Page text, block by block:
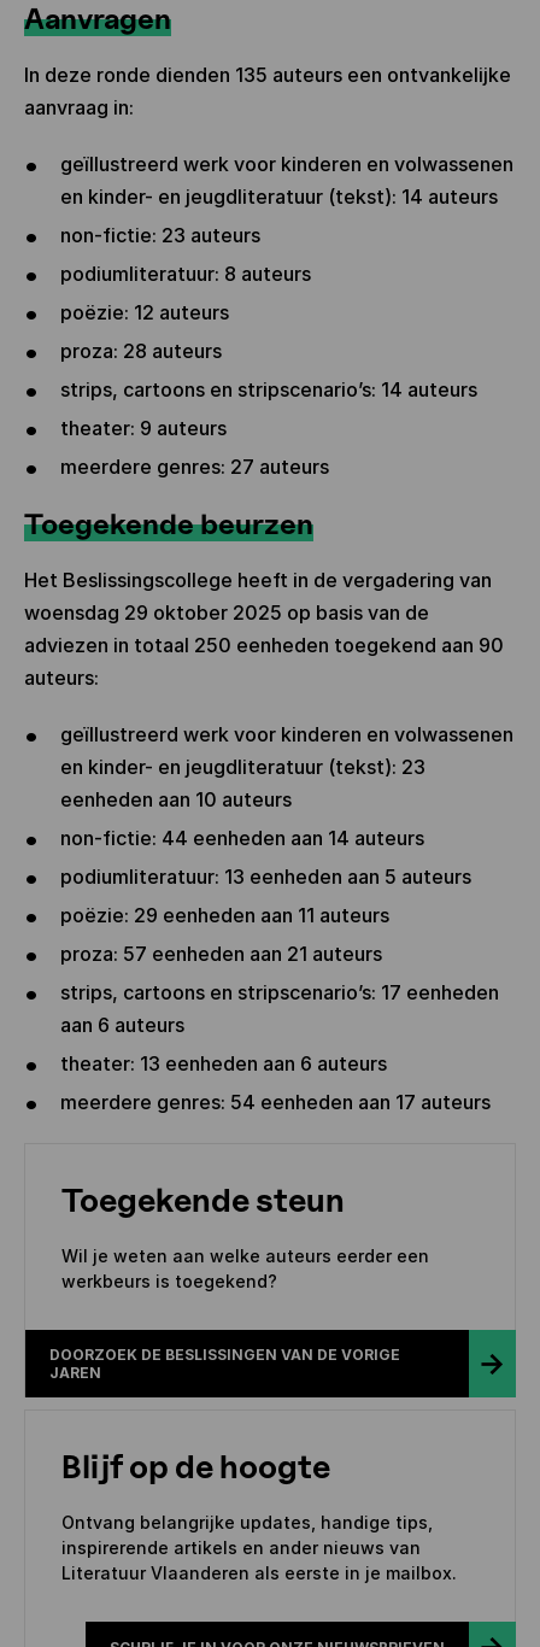
Aanvragen
In deze ronde dienden 135 auteurs een ontvankelijke
aanvraag in:
geïllustreerd werk voor kinderen en volwassenen
en kinder- en jeugdliteratuur (tekst): 14 auteurs
non-fictie: 23 auteurs
podiumliteratuur: 8 auteurs
poëzie: 12 auteurs
proza: 28 auteurs
strips, cartoons en stripscenario’s: 14 auteurs
theater: 9 auteurs
meerdere genres: 27 auteurs
Toegekende beurzen
Het Beslissingscollege heeft in de vergadering van
woensdag 29 oktober 2025 op basis van de
adviezen in totaal 250 eenheden toegekend aan 90
auteurs:
geïllustreerd werk voor kinderen en volwassenen
en kinder- en jeugdliteratuur (tekst): 23
eenheden aan 10 auteurs
non-fictie: 44 eenheden aan 14 auteurs
podiumliteratuur: 13 eenheden aan 5 auteurs
poëzie: 29 eenheden aan 11 auteurs
proza: 57 eenheden aan 21 auteurs
strips, cartoons en stripscenario’s: 17 eenheden
aan 6 auteurs
theater: 13 eenheden aan 6 auteurs
meerdere genres: 54 eenheden aan 17 auteurs
Toegekende steun
Wil je weten aan welke auteurs eerder een
werkbeurs is toegekend?
DOORZOEK DE BESLISSINGEN VAN DE VORIGE
JAREN
Blijf op de hoogte
Ontvang belangrijke updates, handige tips,
inspirerende artikels en ander nieuws van
Literatuur Vlaanderen als eerste in je mailbox.